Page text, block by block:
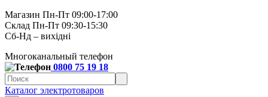
Магазин Пн-Пт 09:00-17:00
Склад Пн-Пт 09:30-15:30
Сб-Нд – вихідні
Многоканальный телефон
0800 75 19 18
Каталог электротоваров